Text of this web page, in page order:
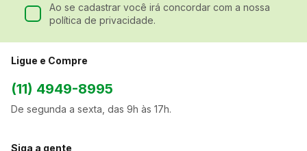
Ao se cadastrar você irá concordar com a nossa
política de privacidade.
Ligue e Compre
(11) 4949-8995
De segunda a sexta, das 9h às 17h.
Siga a gente